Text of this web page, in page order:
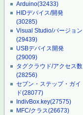
Arduino(32433)
HIDデバイス/開発
(30285)
Visual Studio/バージョン
(29439)
USBデバイス開発
(29009)
タグクラウド/アクセス数
(28256)
セブン・ステップ・ガイ
ド(28077)
IndivBox.key(27575)
MFC/クラス(26673)